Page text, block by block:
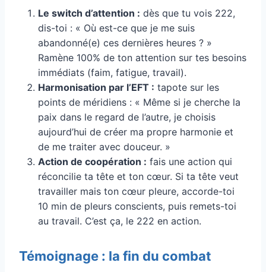
Le switch d’attention : dès que tu vois 222,
dis-toi : « Où est-ce que je me suis
abandonné(e) ces dernières heures ? »
Ramène 100% de ton attention sur tes besoins
immédiats (faim, fatigue, travail).
Harmonisation par l’EFT : tapote sur les
points de méridiens : « Même si je cherche la
paix dans le regard de l’autre, je choisis
aujourd’hui de créer ma propre harmonie et
de me traiter avec douceur. »
Action de coopération : fais une action qui
réconcilie ta tête et ton cœur. Si ta tête veut
travailler mais ton cœur pleure, accorde-toi
10 min de pleurs conscients, puis remets-toi
au travail. C’est ça, le 222 en action.
Témoignage : la fin du combat